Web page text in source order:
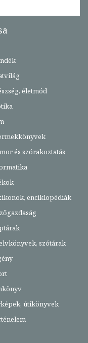
életmód
és szórakoztatás
enciklopédiák
szótárak
útikönyvek